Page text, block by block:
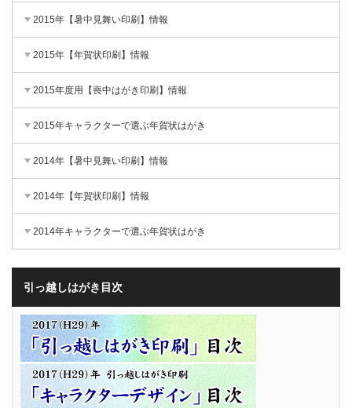
2015年【暑中見舞い印刷】情報
2015年【年賀状印刷】情報
2015年度用【喪中はがき印刷】情報
2015年キャラクターで選ぶ年賀状はがき
2014年【暑中見舞い印刷】情報
2014年【年賀状印刷】情報
2014年キャラクターで選ぶ年賀状はがき
引っ越しはがき目次